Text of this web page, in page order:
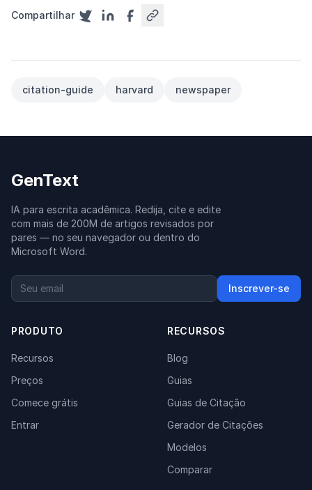
Compartilhar
citation-guide harvard newspaper
GenText
IA para escrita acadêmica. Redija, cite e edite
com mais de 200M de artigos revisados por
pares — no seu navegador ou dentro do
Microsoft Word.
Inscrever-se
PRODUTO
Recursos
Preços
Comece grátis
Entrar
RECURSOS
Blog
Guias
Guias de Citação
Gerador de Citações
Modelos
Comparar